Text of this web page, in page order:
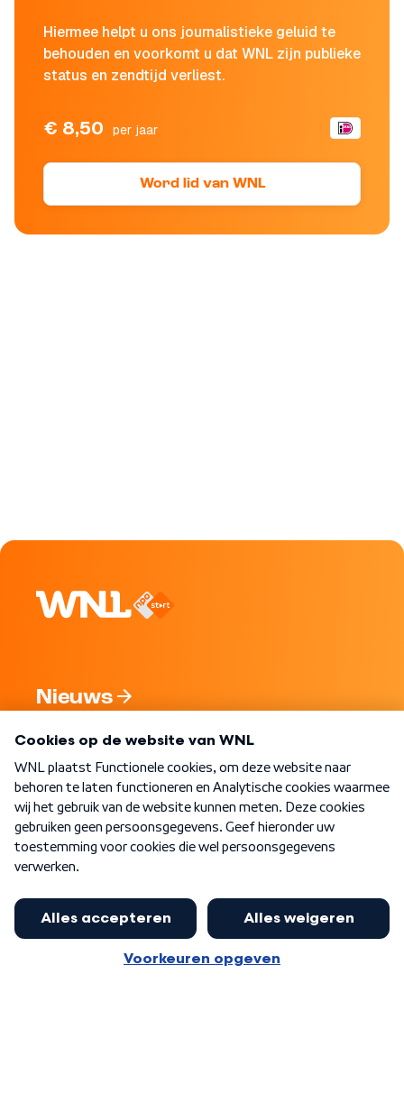
Hiermee helpt u ons journalistieke geluid te
behouden en voorkomt u dat WNL zijn publieke
status en zendtijd verliest.
€ 8,50 per jaar
Word lid van WNL
Nieuws
Nieuwsbrief
Word Lid